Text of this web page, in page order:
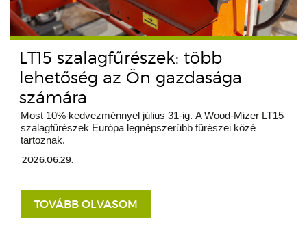
LT15 szalagfűrészek: több
lehetőség az Ön gazdasága
számára
Most 10% kedvezménnyel július 31-ig. A Wood-Mizer LT15
szalagfűrészek Európa legnépszerűbb fűrészei közé
tartoznak.
2026.06.29.
TOVÁBB OLVASOM